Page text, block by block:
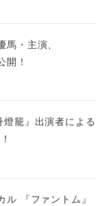
馬・主演、
開！
籠』出演者による
ル 『ファントム』